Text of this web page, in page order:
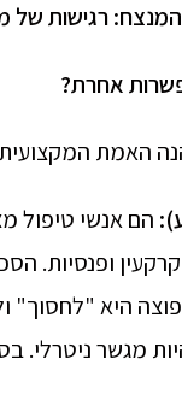
רגישות
אחרת?
האמת
: הם אנשי טיפול
היא "לחסוך"
מגשר